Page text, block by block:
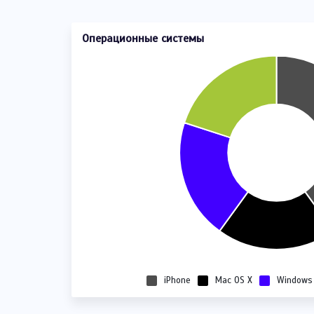
Операционные системы
iPhone Mac OS X Windows